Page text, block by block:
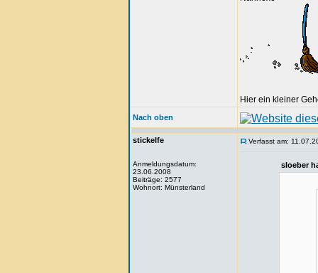
Hier ein kleiner
Nach oben
stickelfe
Anmeldungsdatum:
23.06.2008
Beiträge: 2577
Wohnort: Münsterland
Verfasst am:
sloeber